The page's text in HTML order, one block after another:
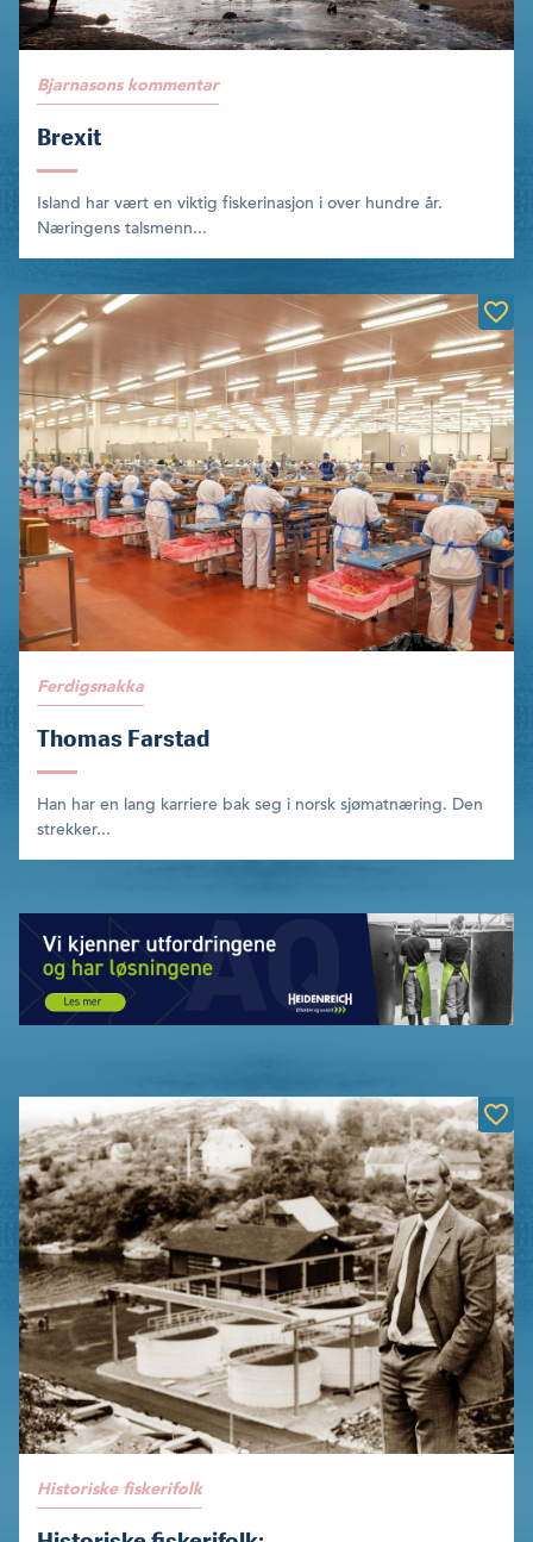
Bjarnasons kommentar
Brexit
Island har vært en viktig fiskerinasjon i over hundre år.
Nærin­gens talsmenn...
Ferdigsnakka
Thomas Farstad
Han har en lang karriere bak seg i norsk sjømatnæring. Den
strek­ker...
Historiske fiskerifolk